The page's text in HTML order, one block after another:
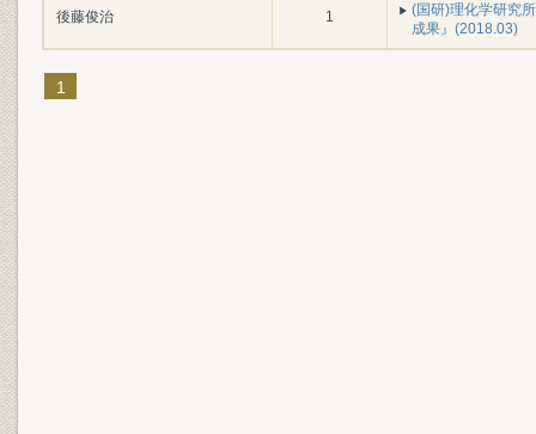
後藤俊治 1
(国研)理化学研究
成果』(2018.03)
1